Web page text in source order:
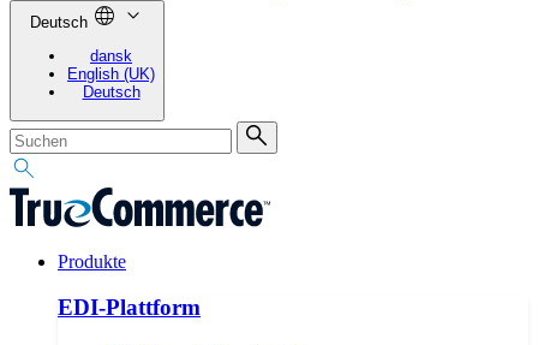
Deutsch
dansk
English (UK)
Deutsch
Produkte
EDI-Plattform